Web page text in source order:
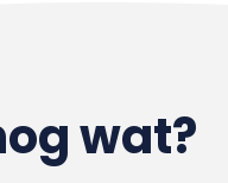
wat?